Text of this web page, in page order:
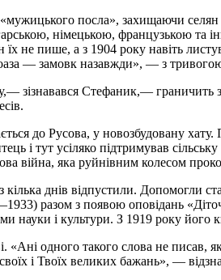
посла», захищаючи
німецькою, французькою
їх не пише, а з 1904 року навіть
— замовк назавжди», — з
Стефаник,— граничить з
до Русова, у новозбудовану хату.
і тут усіляко підтримував
війна, яка руйнівним колесом
днів відпустили.
1933) разом з появою оповідань
науки і культури. З 1919 року його
одного такого слова не писав,
і Твоїх великих бажань», —